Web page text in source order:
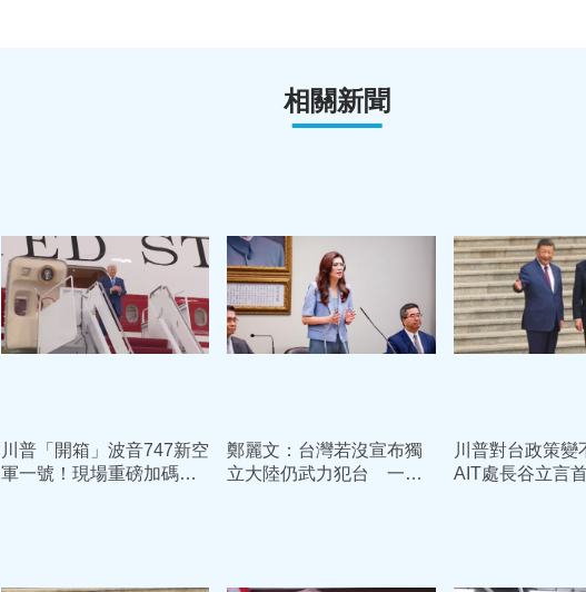
相關新聞
川普「開箱」波音747新空
軍一號！現場重磅加碼：
鄭麗文：台灣若沒宣布獨
立大陸仍武力犯台 一定
川普對台政策變
AIT處長谷立言